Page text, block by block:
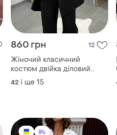
860 грн 12
Жіночий класичний
костюм двійка діловий
брючний
42 і ще 15